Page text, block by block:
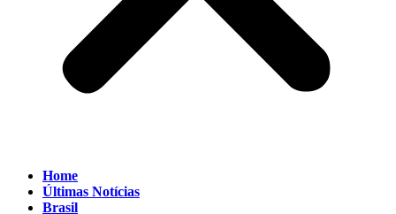
Home
Últimas Notícias
Brasil